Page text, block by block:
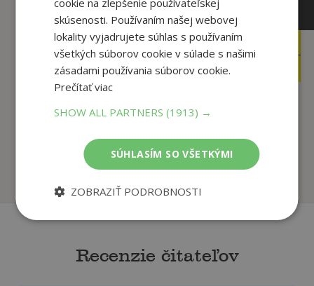
12 ,90
9,95 €
Fakty a triky zo sveta
Na sklade
Recenzie čitateľov
skúsenosti. Používaním našej webovej
lokality vyjadrujete súhlas s používaním
všetkých súborov cookie v súlade s našimi
zásadami používania súborov cookie.
Prečítať viac
SHOW ALL PARTNERS(1913) →
SÚHLASÍM SO VŠETKÝMI
ZOBRAZIŤ PODROBNOSTI